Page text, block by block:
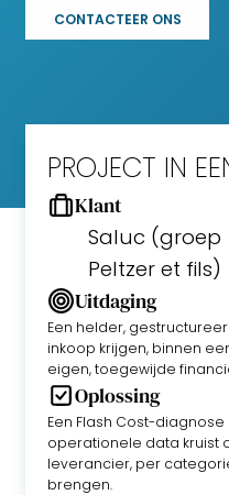
CONTACTEER ONS
PROJECT IN
Klant
Saluc (groep
Peltzer et fils)
Uitdaging
Een helder,
inkoop krijgen, binnen
eigen, toegewijde
Oplossing
Een Flash Cost-
operationele data kruist
leverancier, per
brengen.